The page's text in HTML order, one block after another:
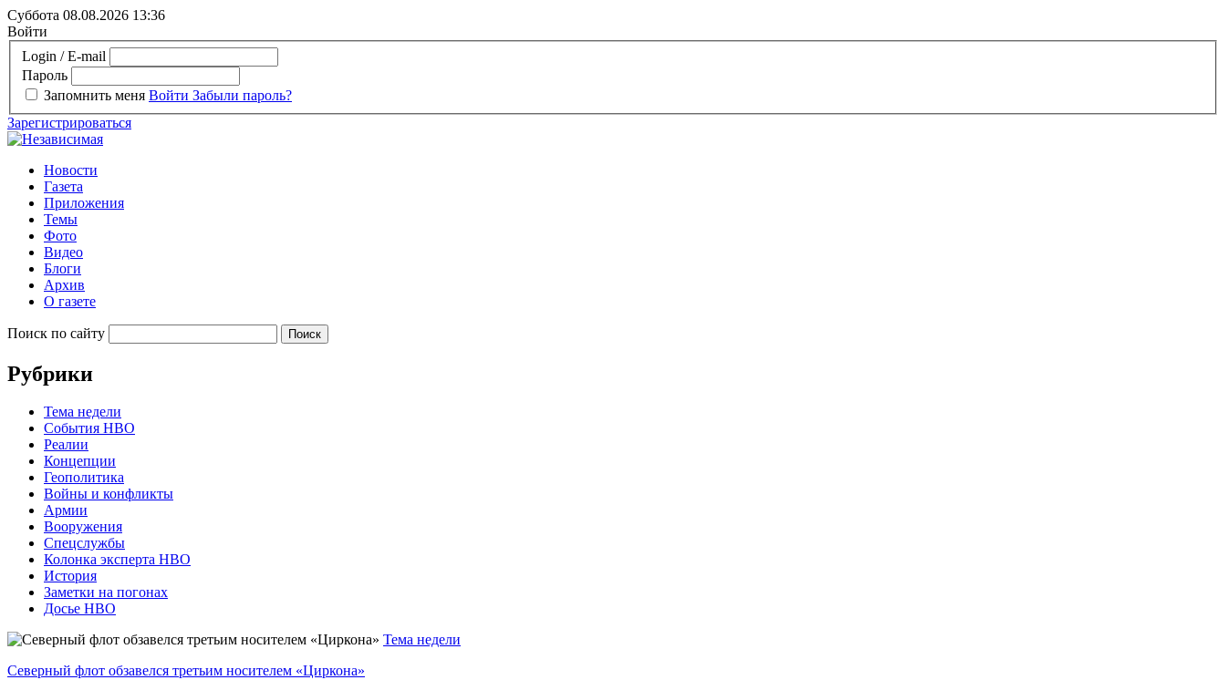
Суббота 08.08.2026 13:36
Войти
Login / E-mail
Пароль
Запомнить меня Войти Забыли пароль?
Зарегистрироваться
Новости
Газета
Приложения
Темы
Фото
Видео
Блоги
Архив
О газете
Поиск по сайту
Рубрики
Тема недели
События НВО
Реалии
Концепции
Геополитика
Войны и конфликты
Армии
Вооружения
Спецслужбы
Колонка эксперта НВО
История
Заметки на погонах
Досье НВО
Тема недели
Северный флот обзавелся третьим носителем «Циркона»